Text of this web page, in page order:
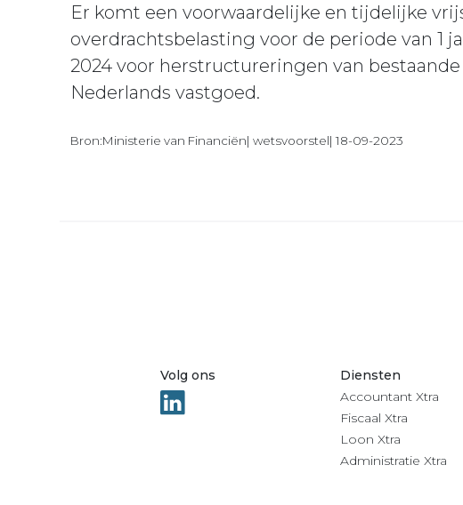
Er komt een voorwaardelijke en tijdelijke
overdrachtsbelasting voor de periode van 1
2024 voor herstructureringen van
Nederlands vastgoed.
Bron:Ministerie van Financiën| wetsvoorstel| 18-09-2023
Volg ons
Diensten
Accountant Xtra
Fiscaal Xtra
Loon Xtra
Administratie Xtra